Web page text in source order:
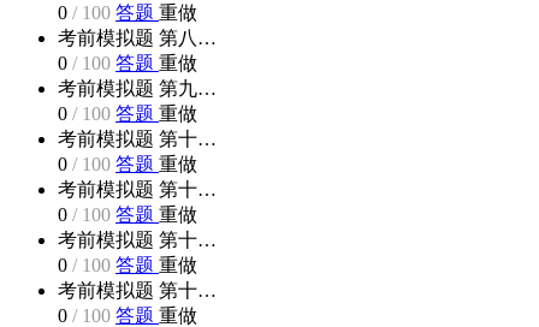
0 / 100 答题 重做
考前模拟题 第八…
0 / 100 答题 重做
考前模拟题 第九…
0 / 100 答题 重做
考前模拟题 第十…
0 / 100 答题 重做
考前模拟题 第十…
0 / 100 答题 重做
考前模拟题 第十…
0 / 100 答题 重做
考前模拟题 第十…
0 / 100 答题 重做